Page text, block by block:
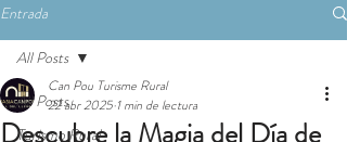
Entrada
All Posts
Turismo Rural
All Posts
Descubre la Magia del Día de
Can Pou Turisme Rural
22 abr 2025 1 min de lectura